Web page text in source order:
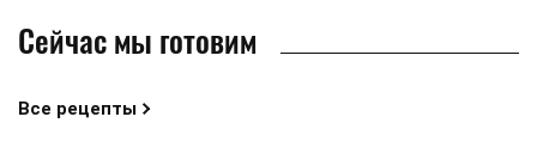
Сейчас мы готовим
Все рецепты